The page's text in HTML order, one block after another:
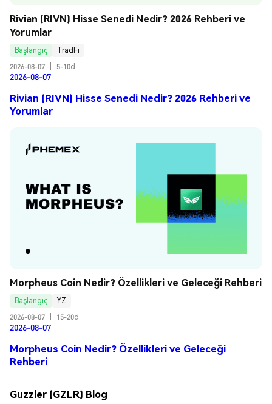
Rivian (RIVN) Hisse Senedi Nedir? 2026 Rehberi ve
Yorumlar
Başlangıç
TradFi
2026-08-07
5-10d
2026-08-07
Rivian (RIVN) Hisse Senedi Nedir? 2026 Rehberi ve
Yorumlar
Morpheus Coin Nedir? Özellikleri ve Geleceği Rehberi
Başlangıç
YZ
2026-08-07
15-20d
2026-08-07
Morpheus Coin Nedir? Özellikleri ve Geleceği
Rehberi
Guzzler (GZLR) Blog